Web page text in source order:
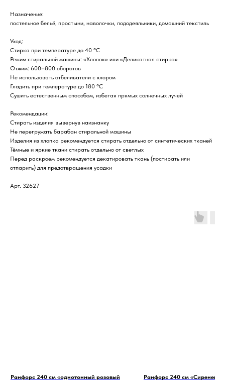
Назначение:
постельное бельё, простыни, наволочки, пододеяльники, домашний текстиль
Уход:
Стирка при температуре до 40 °C
Режим стиральной машины: «Хлопок» или «Деликатная стирка»
Отжим: 600–800 оборотов
Не использовать отбеливатели с хлором
Гладить при температуре до 180 °C
Сушить естественным способом, избегая прямых солнечных лучей
Рекомендации:
Стирать изделия вывернув наизнанку
Не перегружать барабан стиральной машины
Изделия из хлопка рекомендуется стирать отдельно от синтетических тканей
Тёмные и яркие ткани стирать отдельно от светлых
Перед раскроем рекомендуется декатировать ткань (постирать или
отпарить) для предотвращения усадки
Арт. 32627
Ранфорс 240 см «однотонный розовый Ранфорс 240 см